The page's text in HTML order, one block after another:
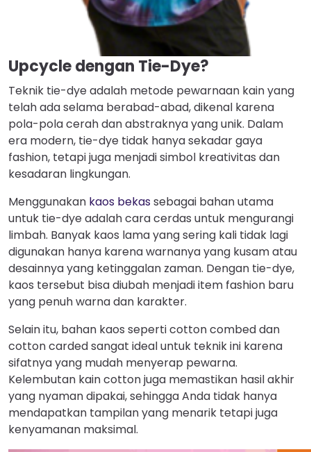
Upcycle dengan Tie-Dye?
Teknik tie-dye adalah metode pewarnaan kain yang
telah ada selama berabad-abad, dikenal karena
pola-pola cerah dan abstraknya yang unik. Dalam
era modern, tie-dye tidak hanya sekadar gaya
fashion, tetapi juga menjadi simbol kreativitas dan
kesadaran lingkungan.
Menggunakan kaos bekassebagai bahan utama
untuk tie-dye adalah cara cerdas untuk mengurangi
limbah. Banyak kaos lama yang sering kali tidak lagi
digunakan hanya karena warnanya yang kusam atau
desainnya yang ketinggalan zaman. Dengan tie-dye,
kaos tersebut bisa diubah menjadi item fashion baru
yang penuh warna dan karakter.
Selain itu, bahan kaos seperti cotton combed dan
cotton carded sangat ideal untuk teknik ini karena
sifatnya yang mudah menyerap pewarna.
Kelembutan kain cotton juga memastikan hasil akhir
yang nyaman dipakai, sehingga Anda tidak hanya
mendapatkan tampilan yang menarik tetapi juga
kenyamanan maksimal.